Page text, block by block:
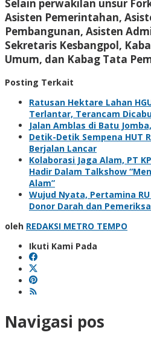
Selain perwakilan unsur
Asisten Pemerintahan,
Pembangunan, Asisten
Sekretaris Kesbangpol,
Umum, dan Kabag Tata
Posting Terkait
Ratusan Hektare Lahan
Terlantar, Terancam
Jalan Amblas di Batu
Detik-Detik Sempena HUT
Berjalan Lancar
Kolaborasi Jaga Alam, PT
Hadir Dalam Talkshow
Alam”
Wujud Nyata, Pertamina
Donor Darah dan
oleh REDAKSI METRO TEMPO
Ikuti Kami Pada
Navigasi pos